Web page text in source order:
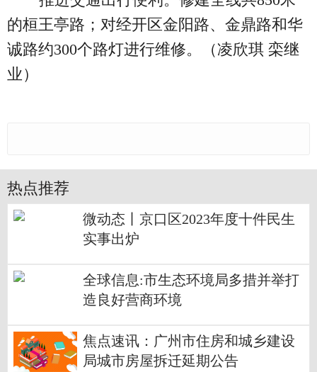
的桓王亭路；对经开区金阳路、金鼎路和华
诚路约300个路灯进行维修。（凌欣琪 栾继
业）
热点推荐
微动态丨京口区2023年度十件民生
实事出炉
全球信息:市生态环境局多措并举打
造良好营商环境
焦点速讯：广州市住房和城乡建设
局城市房屋拆迁延期公告